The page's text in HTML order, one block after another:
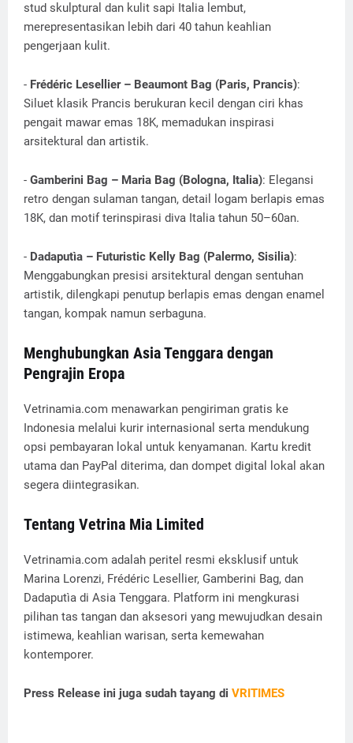
stud skulptural dan kulit sapi Italia lembut,
merepresentasikan lebih dari 40 tahun keahlian
pengerjaan kulit.
- Frédéric Lesellier – Beaumont Bag (Paris, Prancis):
Siluet klasik Prancis berukuran kecil dengan ciri khas
pengait mawar emas 18K, memadukan inspirasi
arsitektural dan artistik.
- Gamberini Bag – Maria Bag (Bologna, Italia): Elegansi
retro dengan sulaman tangan, detail logam berlapis emas
18K, dan motif terinspirasi diva Italia tahun 50–60an.
- Dadaputìa – Futuristic Kelly Bag (Palermo, Sisilia):
Menggabungkan presisi arsitektural dengan sentuhan
artistik, dilengkapi penutup berlapis emas dengan enamel
tangan, kompak namun serbaguna.
Menghubungkan Asia Tenggara dengan
Pengrajin Eropa
Vetrinamia.com menawarkan pengiriman gratis ke
Indonesia melalui kurir internasional serta mendukung
opsi pembayaran lokal untuk kenyamanan. Kartu kredit
utama dan PayPal diterima, dan dompet digital lokal akan
segera diintegrasikan.
Tentang Vetrina Mia Limited
Vetrinamia.com adalah peritel resmi eksklusif untuk
Marina Lorenzi, Frédéric Lesellier, Gamberini Bag, dan
Dadaputìa di Asia Tenggara. Platform ini mengkurasi
pilihan tas tangan dan aksesori yang mewujudkan desain
istimewa, keahlian warisan, serta kemewahan
kontemporer.
Press Release ini juga sudah tayang di VRITIMES